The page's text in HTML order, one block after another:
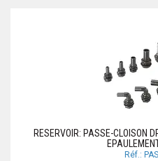
RESERVOIR: PASSE-CLOISON
Réf.: